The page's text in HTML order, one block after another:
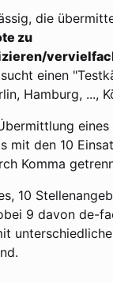
die
zu
einen
Hamburg, ...,
eines
mit den 10
Komma
10
9 davon de-